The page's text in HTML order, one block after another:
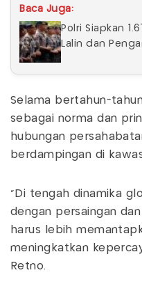
Baca Juga:
Polri Siapkan
Lalin dan
Selama bertahun-
sebagai norma dan
hubungan
berdampingan di
"Di tengah dinamika
dengan persaingan
harus lebih
meningkatkan
Retno.